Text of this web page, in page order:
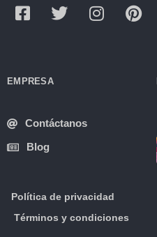
EMPRESA
Contáctanos
Blog
Política de privacidad
Términos y condiciones